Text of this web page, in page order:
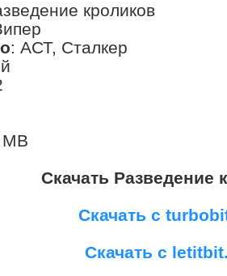
кроликов
: АСТ, Сталкер
Скачать Разведение
Скачать с
Скачать с